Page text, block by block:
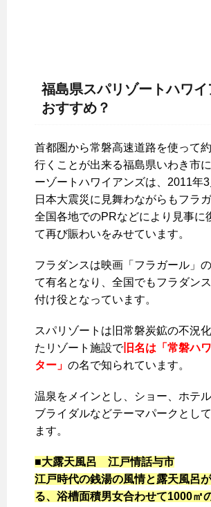
福島県スパリゾートハワイ
おすすめ？
首都圏から常磐高速道路を使って
行くことが出来る福島県いわき市
ーゾートハワイアンズは、2011年
日本大震災に見舞わながらもフラ
全国各地でのPRなどにより見事に
て再び賑わいをみせています。
フラダンスは映画「フラガール」
て有名となり、全国でもフラダン
付け役となっています。
スパリゾートは旧常磐炭鉱の不況
たリゾート施設で旧名は「常磐ハ
ター」 の名で知られています。
温泉をメインとし、ショー、ホテル
ブライダルなどテーマパークとし
ます。
■大露天風呂 江戸情話与市
江戸時代の銭湯の風情と露天風呂
る、浴槽面積男女合わせて1000㎡